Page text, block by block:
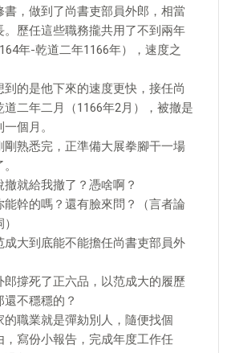
書，做到了尚書吏部員外郎，相當
。歷任這些職務攏共用了不到兩年
年-乾道二年1166年），速度之
的是他下來的速度更快，接任尚
二年二月（1166年2月），被撤是
個月。
剛熟悉完，正準備大展拳腳干一場
就給我撤了？憑啥啊？
能幹的嗎？還有臉來問？（言者論
成大到底能不能擔任尚書吏部員外
郎撐死了正六品，以范成大的履歷
不穩穩的？
的職業就是彈劾別人，隨便找個
，寫份小報告，完成年度工作任